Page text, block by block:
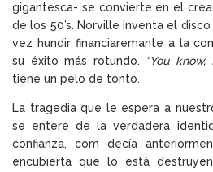
gigantesca- se convierte en el
de los 50’s. Norville inventa el
vez hundir financiaremante a la
su éxito más rotundo.
“You
tiene un pelo de tonto.
La tragedia que le espera a
se entere de la verdadera
confianza, com decía
encubierta que lo está